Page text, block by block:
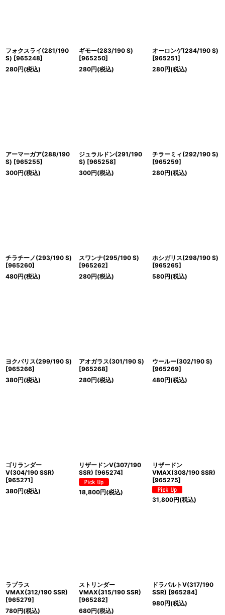
フォクスライ(281/190
S) [965248]
280円(税込)
ギモー(283/190 S)
[965250]
280円(税込)
オーロンゲ(284/190 S)
[965251]
280円(税込)
アーマーガア(288/190
S) [965255]
300円(税込)
ジュラルドン(291/190
S) [965258]
300円(税込)
チラーミィ(292/190 S)
[965259]
280円(税込)
チラチーノ(293/190 S)
[965260]
480円(税込)
スワンナ(295/190 S)
[965262]
280円(税込)
ホシガリス(298/190 S)
[965265]
580円(税込)
ヨクバリス(299/190 S)
[965266]
380円(税込)
アオガラス(301/190 S)
[965268]
280円(税込)
ウールー(302/190 S)
[965269]
480円(税込)
ゴリランダー
V(304/190 SSR)
[965271]
380円(税込)
リザードンV(307/190
SSR) [965274]
18,800円(税込)
リザードン
VMAX(308/190 SSR)
[965275]
31,800円(税込)
ラプラス
VMAX(312/190 SSR)
[965279]
780円(税込)
ストリンダー
VMAX(315/190 SSR)
[965282]
680円(税込)
ドラパルトV(317/190
SSR) [965284]
980円(税込)